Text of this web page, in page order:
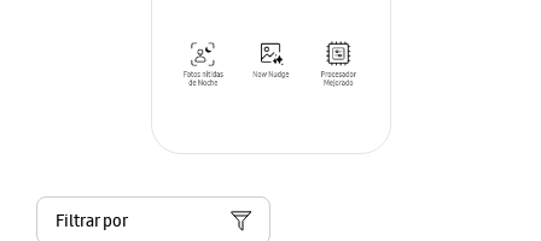
Filtrar por